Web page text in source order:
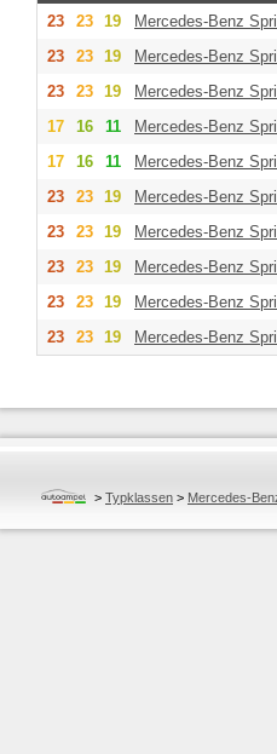
23
23 19 Mercedes-Benz
23
23 19 Mercedes-Benz
23
23 19 Mercedes-Benz
17
16 11 Mercedes-Benz
17
16 11 Mercedes-Benz
23
23 19 Mercedes-Benz
23
23 19 Mercedes-Benz
23
23 19 Mercedes-Benz
23
23 19 Mercedes-Benz
23
23 19 Mercedes-Benz
> Typklassen > Mercedes-